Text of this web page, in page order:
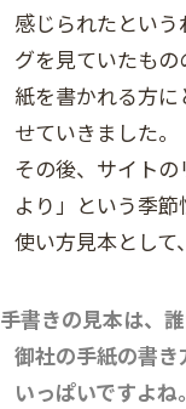
感じられたとい
グを見ていたも
紙を書かれる方
せていきました。
その後、サイト
より」という季
使い方見本として
書きの見本は、
御社の手紙の書
いっぱいですよね。